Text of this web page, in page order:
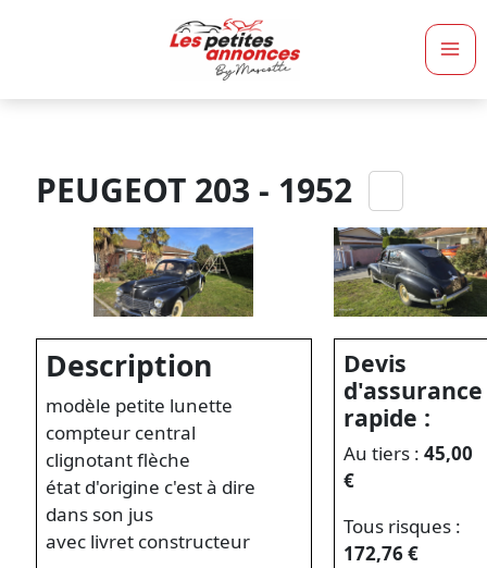
PEUGEOT 203 - 1952
Description
modèle petite lunette
compteur central
clignotant flèche
état d'origine c'est à dire
dans son jus
avec livret constructeur
Devis
d'assurance
rapide :
Au tiers :45,00
€
Tous risques :
172,76 €